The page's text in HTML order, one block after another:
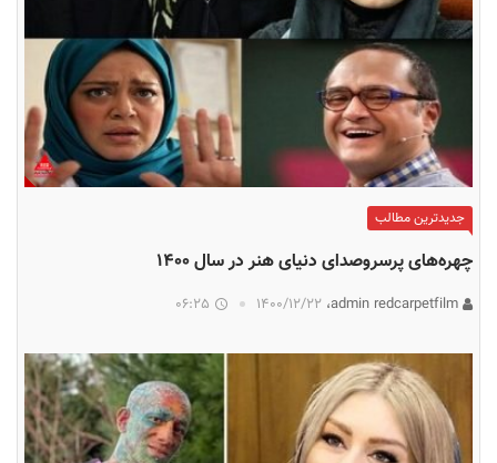
جدیدترین مطالب
چهره‌های پرسروصدای دنیای هنر در سال ۱۴۰۰
۱۴۰۰/۱۲/۲۲ 06:25